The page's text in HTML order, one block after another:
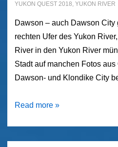
YUKON QUEST 2018, YUKON RIVER
Dawson – auch Dawson City
rechten Ufer des Yukon
River in den Yukon River
Stadt auf manchen Fotos
Dawson- und Klondike City
Goldgräberstadt
Read more »